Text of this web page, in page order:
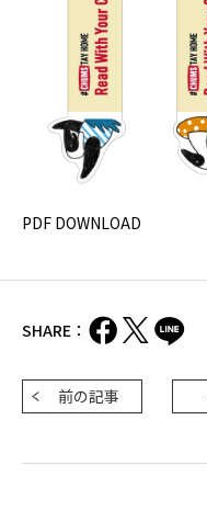
PDF DOWNLOAD
SHARE：
前の記事